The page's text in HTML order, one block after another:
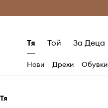
Тя Той За Деца
Нови Дрехи Обувки
Тя